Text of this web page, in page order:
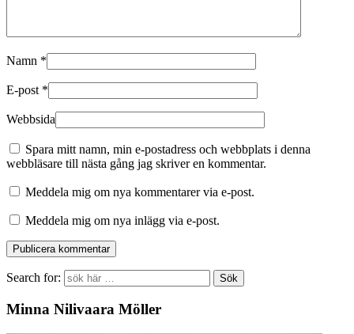
Namn *
E-post *
Webbsida
Spara mitt namn, min e-postadress och webbplats i denna
webbläsare till nästa gång jag skriver en kommentar.
Meddela mig om nya kommentarer via e-post.
Meddela mig om nya inlägg via e-post.
Search for:
Minna Nilivaara Möller